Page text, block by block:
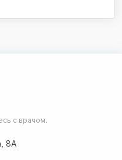
с врачом.
8А